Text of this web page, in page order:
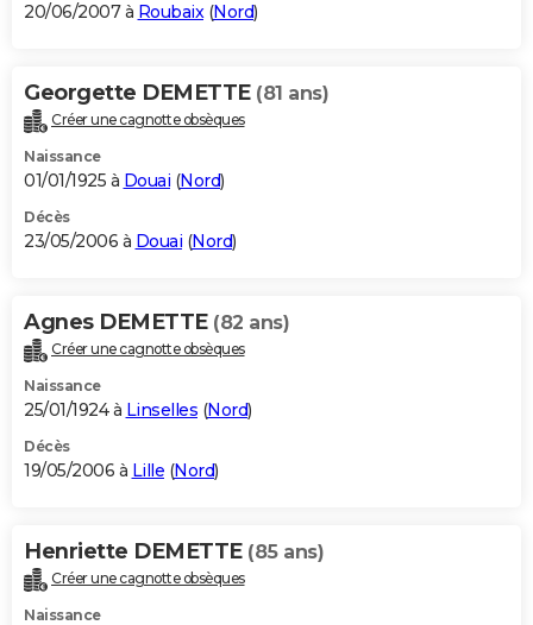
20/06/2007 à Roubaix(Nord)
Georgette DEMETTE (81 ans)
Créer une cagnotte obsèques
Naissance
01/01/1925 à Douai (Nord)
Décès
23/05/2006 à Douai (Nord)
Agnes DEMETTE (82 ans)
Créer une cagnotte obsèques
Naissance
25/01/1924 à Linselles (Nord)
Décès
19/05/2006 à Lille (Nord)
Henriette DEMETTE (85 ans)
Créer une cagnotte obsèques
Naissance